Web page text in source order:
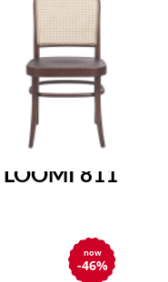
811
now
-46%